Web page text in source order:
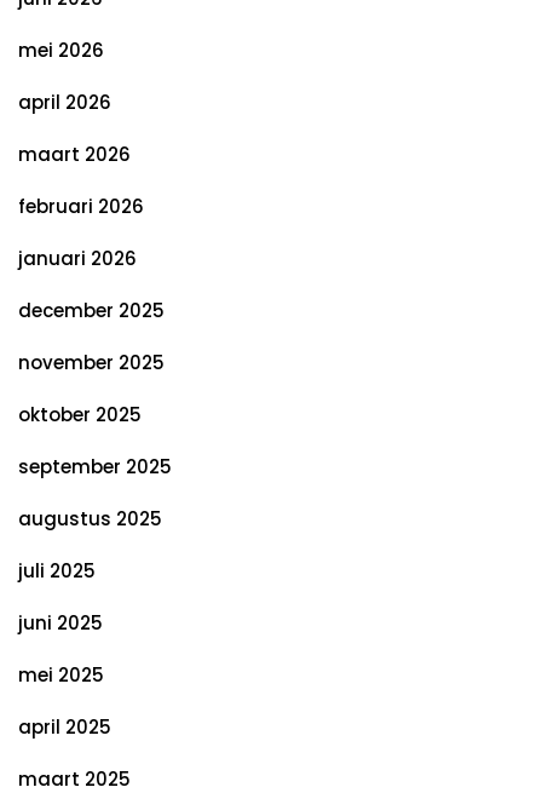
mei 2026
april 2026
maart 2026
februari 2026
januari 2026
december 2025
november 2025
oktober 2025
september 2025
augustus 2025
juli 2025
juni 2025
mei 2025
april 2025
maart 2025